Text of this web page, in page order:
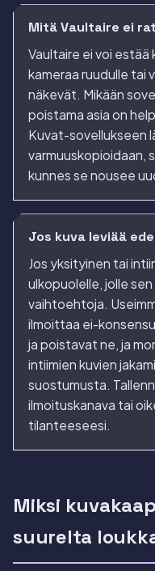
Mitä Vaultaire ei
Vaultaire ei voi
kameraa ruudulle tai
näkevät. Mikään
poistama asia on
Kuvat-sovellukseen
varmuuskopioidaan,
kunnes se nousee
Jos kuva leviää
Jos yksityinen tai
ulkopuolelle, jolle
vaihtoehtoja.
ilmoittaa ei-
ja poistavat ne, ja
intiimien kuvien
suostumusta.
ilmoituskanava tai
tilanteeseesi.
Miksi
suurelta